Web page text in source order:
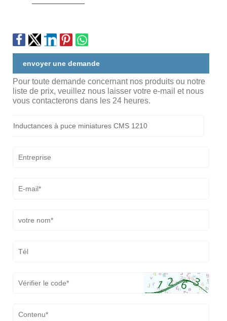
envoyer une demande
Pour toute demande concernant nos produits ou notre
liste de prix, veuillez nous laisser votre e-mail et nous
vous contacterons dans les 24 heures.